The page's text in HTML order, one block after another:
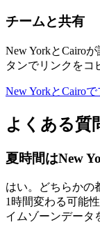
チームと共有
New YorkとCairo
タンでリンクをコ
New YorkとCairo
よくある質
夏時間はNew
はい。どちらかの
1時間変わる可能
イムゾーンデータ